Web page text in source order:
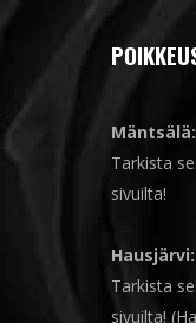
Mäntsälä:
Tarkista
sivuilta!
Hausjärvi:
Tarkista
sivuilta!